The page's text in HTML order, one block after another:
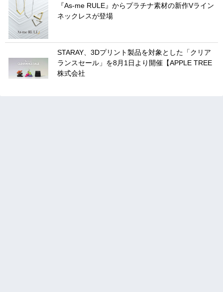
『As-me RULE』からプラチナ素材の新作Vライン
ネックレスが登場
STARAY、3Dプリント製品を対象とした「クリア
ランスセール」を8月1日より開催【APPLE TREE
株式会社